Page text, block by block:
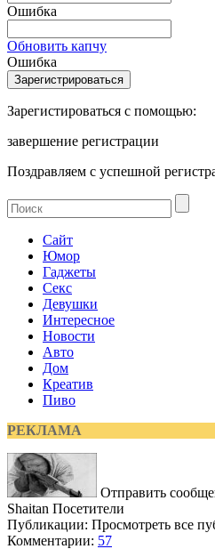
Ошибка
Обновить капчу
Ошибка
Зарегистироваться с помощью:
завершение регистрации
Поздравляем с успешной
Сайт
Юмор
Гаджеты
Секс
Девушки
Интересное
Новости
Авто
Дом
Креатив
Пиво
РЕКЛАМА
Отправить
Shaitan Посетители
Публикации: Просмотреть все
Комментарии: 57